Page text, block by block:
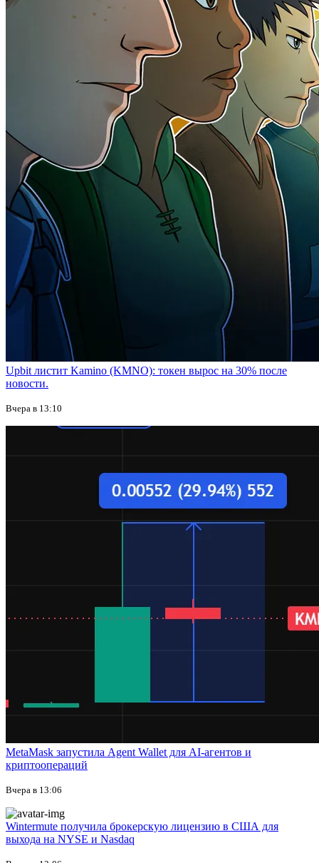
Upbit листит Kamino (KMNO): токен вырос на 30% после
новости.
Вчера в 13:10
MetaMask запустила Agent Wallet для AI-агентов и
криптоопераций
Вчера в 13:06
Wintermute получила брокерскую лицензию в США для
выхода на NYSE и Nasdaq